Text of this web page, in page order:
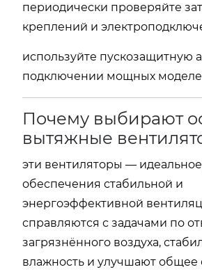
периодически проверяйте
креплений и
используйте пускозащитную
подключении мощных
Почему выбирают
вытяжные
эти вентиляторы —
обеспечения стабильной и
энергоэффективной
справляются с задачами по
загрязнённого воздуха,
влажность и улучшают общее